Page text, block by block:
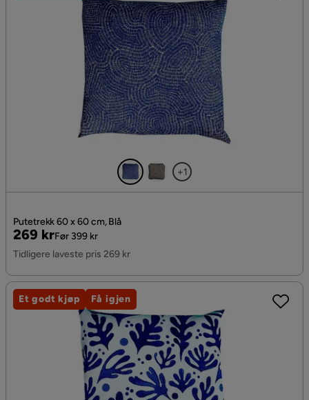
+1
Putetrekk 60 x 60 cm, Blå
Pris
269 kr
Original
Pris
Før 399 kr
Tidligere laveste pris 269 kr
Et godt kjøp Få igjen